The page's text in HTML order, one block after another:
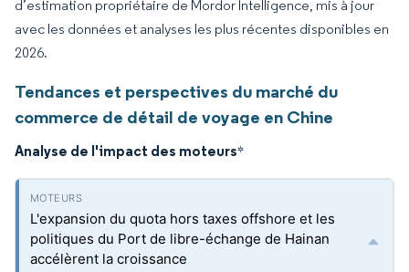
d’estimation propriétaire de Mordor Intelligence, mis à jour
avec les données et analyses les plus récentes disponibles en
2026.
Tendances et perspectives du marché du
commerce de détail de voyage en Chine
Analyse de l'impact des moteurs*
L'expansion du quota hors taxes offshore et les
politiques du Port de libre-échange de Hainan
accélèrent la croissance